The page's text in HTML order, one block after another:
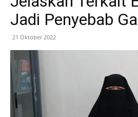
Jadi Penyebab
21 Oktober 2022